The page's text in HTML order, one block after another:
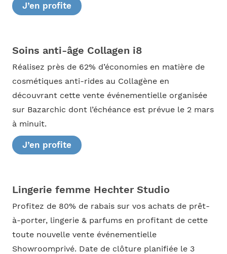
J’en profite
Soins anti-âge Collagen i8
Réalisez près de 62% d’économies en matière de
cosmétiques anti-rides au Collagène en
découvrant cette vente événementielle organisée
sur Bazarchic dont l’échéance est prévue le 2 mars
à minuit.
J’en profite
Lingerie femme Hechter Studio
Profitez de 80% de rabais sur vos achats de prêt-
à-porter, lingerie & parfums en profitant de cette
toute nouvelle vente événementielle
Showroomprivé. Date de clôture planifiée le 3